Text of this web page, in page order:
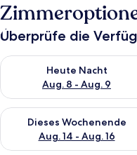
Überprüfe die
Heute Nacht
Aug. 8 - Aug. 9
Überprüfe die
Dieses Wochenende
Aug. 14 - Aug. 16
Überprüfe die